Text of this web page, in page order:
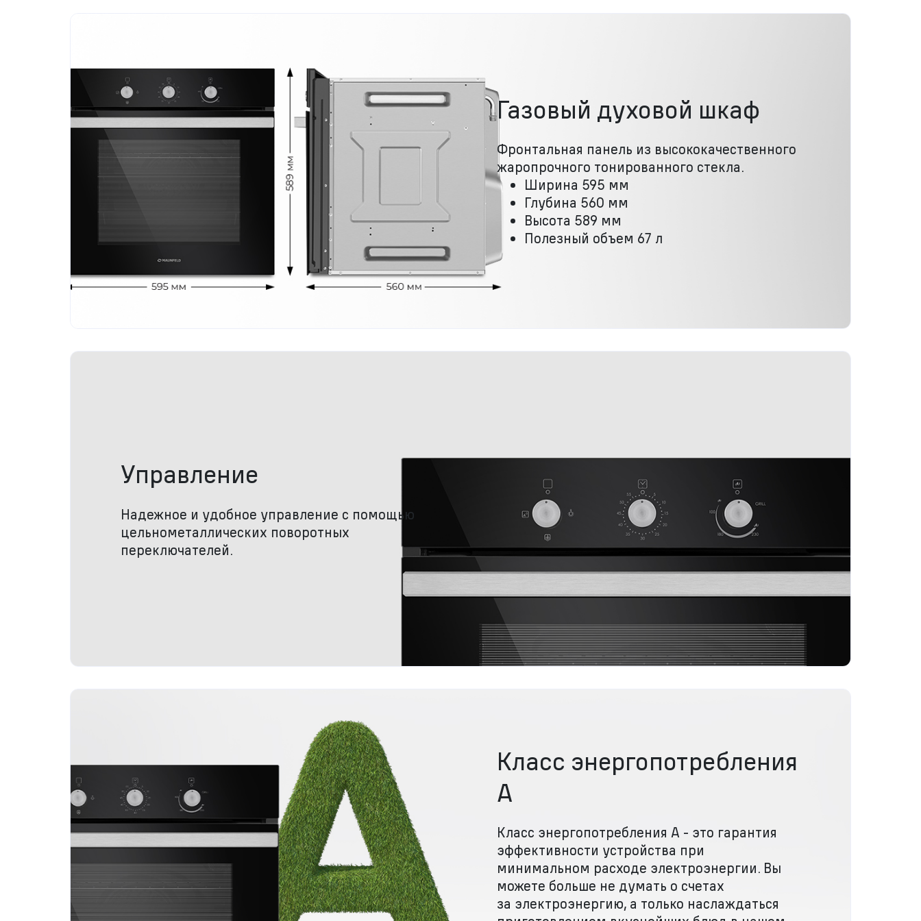
Газовый духовой шкаф
Фронтальная панель из высококачественного
жаропрочного тонированного стекла.
Ширина 595 мм
Глубина 560 мм
Высота 589 мм
Полезный объем 67 л
Управление
Надежное и удобное управление с помощью
цельнометаллических поворотных
переключателей.
Класс энергопотребления
А
Класс энергопотребления А - это гарантия
эффективности устройства при
минимальном расходе электроэнергии. Вы
можете больше не думать о счетах
за электроэнергию, а только наслаждаться